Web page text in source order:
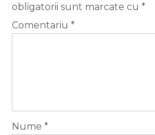
obligatorii sunt marcate cu *
Comentariu *
Nume *